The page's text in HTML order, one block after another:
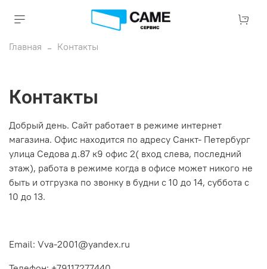
Главная Контакты
Контакты
Добрый день. Сайт работает в режиме интернет
магазина. Офис находится по адресу Санкт- Петербург
улица Седова д.87 к9 офис 2( вход слева, последний
этаж), работа в режиме когда в офисе может никого не
быть и отгрузка по звонку в будни с 10 до 14, суббота с
10 до 13.
Email: Vva-2001@yandex.ru